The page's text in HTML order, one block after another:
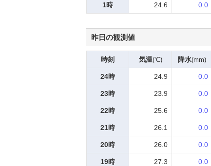
1時 24.6 0.0
昨日の観測値
時刻 気温(℃) 降水(mm)
24時 24.9 0.0
23時 23.9 0.0
22時 25.6 0.0
21時 26.1 0.0
20時 26.0 0.0
19時 27.3 0.0